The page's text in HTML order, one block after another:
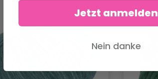
Jetzt anmelden
Nein danke